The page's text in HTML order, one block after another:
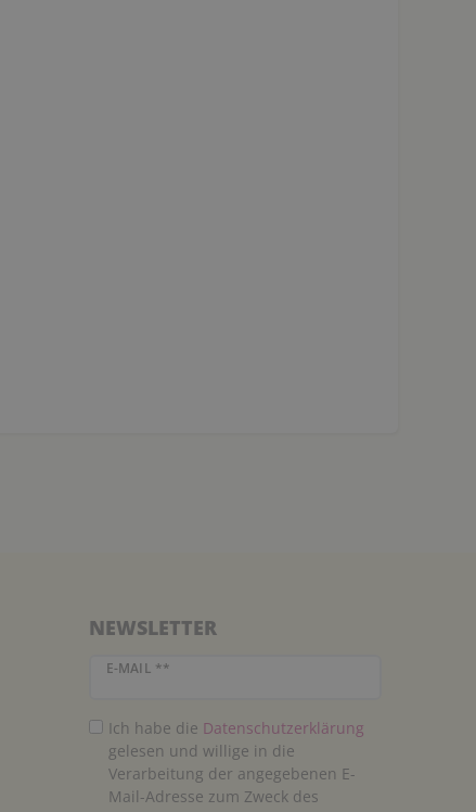
NEWSLETTER
E-MAIL **
Newsletter Honig
Ich habe die Daten­schutz­erklärung
gelesen und willige in die
Verarbeitung der angegebenen E-
Mail-Adresse zum Zweck des